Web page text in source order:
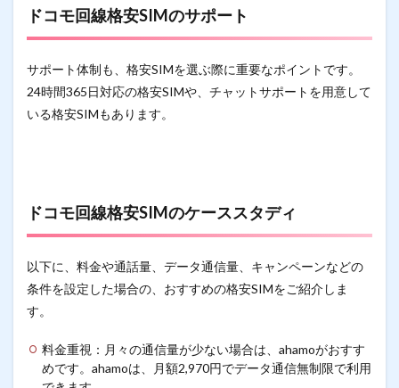
ドコモ回線格安SIMのサポート
サポート体制も、格安SIMを選ぶ際に重要なポイントです。
24時間365日対応の格安SIMや、チャットサポートを用意して
いる格安SIMもあります。
ドコモ回線格安SIMのケーススタディ
以下に、料金や通話量、データ通信量、キャンペーンなどの
条件を設定した場合の、おすすめの格安SIMをご紹介しま
す。
料金重視：月々の通信量が少ない場合は、ahamoがおすす
めです。ahamoは、月額2,970円でデータ通信無制限で利用